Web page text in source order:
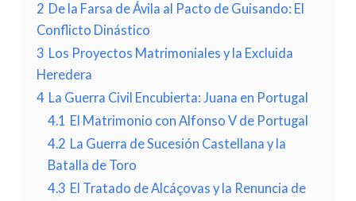
2 De la Farsa de Ávila al Pacto de Guisando: El
Conflicto Dinástico
3 Los Proyectos Matrimoniales y la Excluida
Heredera
4 La Guerra Civil Encubierta: Juana en Portugal
4.1 El Matrimonio con Alfonso V de Portugal
4.2 La Guerra de Sucesión Castellana y la
Batalla de Toro
4.3 El Tratado de Alcáçovas y la Renuncia de